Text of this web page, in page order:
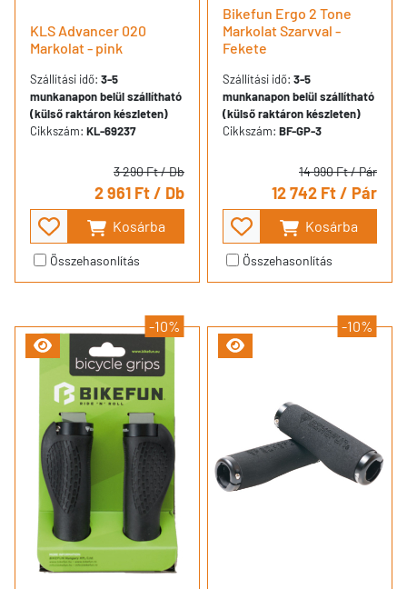
KLS Advancer 020
Markolat - pink
Szállítási idő: 3-5
munkanapon belül szállítható
(külső raktáron készleten)
Cikkszám: KL-69237
3 290 Ft/ Db
2 961 Ft/ Db
Kosárba
Összehasonlítás
Bikefun Ergo 2 Tone
Markolat Szarvval -
Fekete
Szállítási idő: 3-5
munkanapon belül szállítható
(külső raktáron készleten)
Cikkszám: BF-GP-3
14 990 Ft/ Pár
12 742 Ft/ Pár
Kosárba
Összehasonlítás
-10% -10%